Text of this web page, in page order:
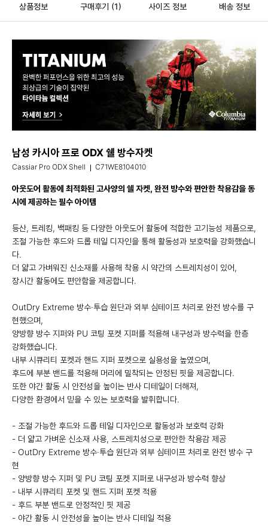
상품정보 구매후기 (1) 사이즈 정보 배송 정보
남성 카시아 프로 ODX 쉘 방수자켓
Cassiar Pro ODX Shell C71WE8104010
아웃도어 활동에 최적화된 고사양의 쉘 자켓, 완전 방수와 편안한 착용감을 동
시에 제공하는 필수 아이템
등산, 트레킹, 백패킹 등 다양한 아웃도어 활동에 적합한 고기능성 제품으로,
조절 가능한 후드와 드롭 테일 디자인을 통해 활동성과 보호력을 강화했습니
다.
더 얇고 가벼워진 신소재를 사용해 착용 시 약간의 스트레치성이 있어,
장시간 활동에도 편안함을 제공합니다.
OutDry Extreme 방수·투습 원단과 외부 심테이프 처리로 완전 방수를 구
현했으며,
양방향 방수 지퍼와 PU 코팅 포켓 지퍼를 적용해 내구성과 방수력을 한층
강화했습니다.
내부 시큐리티 포켓과 핸드 지퍼 포켓으로 실용성을 높였으며,
후드에 부분 밴드를 적용해 머리에 밀착되는 안정된 핏을 제공합니다.
또한 야간 활동 시 안전성을 높이는 반사 디테일이 더해져,
다양한 환경에서 믿을 수 있는 보호력을 발휘합니다.
- 조절 가능한 후드와 드롭 테일 디자인으로 활동성과 보호력 강화
- 더 얇고 가벼운 신소재 사용, 스트레치성으로 편안한 착용감 제공
- OutDry Extreme 방수·투습 원단과 외부 심테이프 처리로 완전 방수 구
현
- 양방향 방수 지퍼 및 PU 코팅 포켓 지퍼로 내구성과 방수력 향상
- 내부 시큐리티 포켓 및 핸드 지퍼 포켓 적용
- 후드 부분 밴드로 안정적인 핏 제공
- 야간 활동 시 안전성을 높이는 반사 디테일 적용